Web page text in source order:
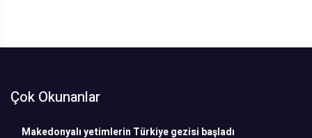
Çok Okunanlar
Makedonyalı yetimlerin Türkiye gezisi başladı